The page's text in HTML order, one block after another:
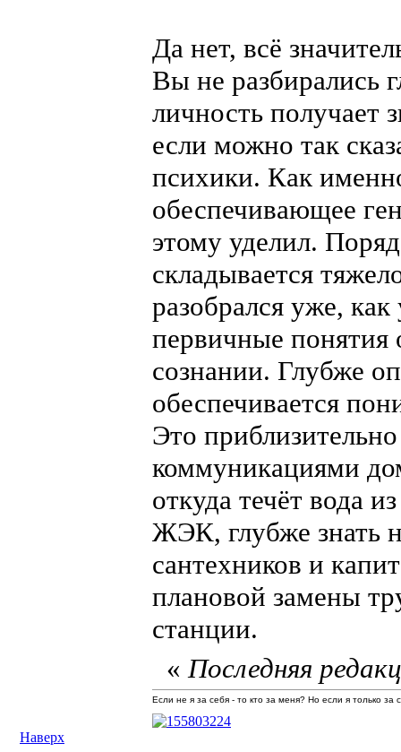
Да нет, всё
Вы не разбирались
личность получает
если можно так
психики. Как
обеспечивающее
этому уделил.
складывается
разобрался уже,
первичные понятия
сознании. Глубже
обеспечивается
Это
коммуникациями
откуда течёт вода
ЖЭК, глубже знать
сантехников и
плановой замены
станции.
Наверх
«Последняя
Если не я за себя - то кто за меня? Но если я только